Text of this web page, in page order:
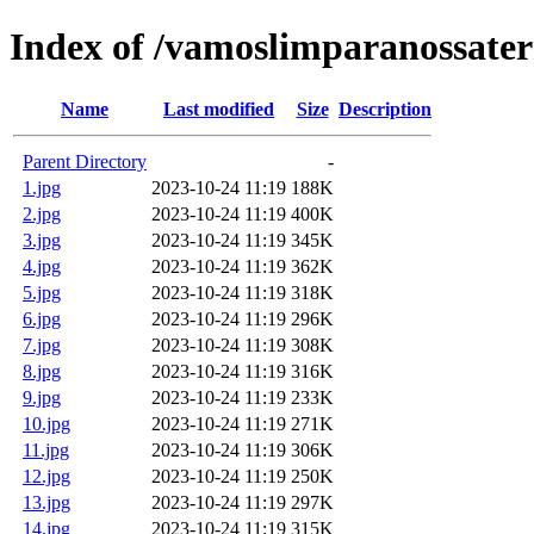
Index of /
Name Last modified Size Description
Parent Directory
-
1.jpg
2023-10-24 11:19 188K
2.jpg
2023-10-24 11:19 400K
3.jpg
2023-10-24 11:19 345K
4.jpg
2023-10-24 11:19 362K
5.jpg
2023-10-24 11:19 318K
6.jpg
2023-10-24 11:19 296K
7.jpg
2023-10-24 11:19 308K
8.jpg
2023-10-24 11:19 316K
9.jpg
2023-10-24 11:19 233K
10.jpg
2023-10-24 11:19 271K
11.jpg
2023-10-24 11:19 306K
12.jpg
2023-10-24 11:19 250K
13.jpg
2023-10-24 11:19 297K
14.jpg
2023-10-24 11:19 315K